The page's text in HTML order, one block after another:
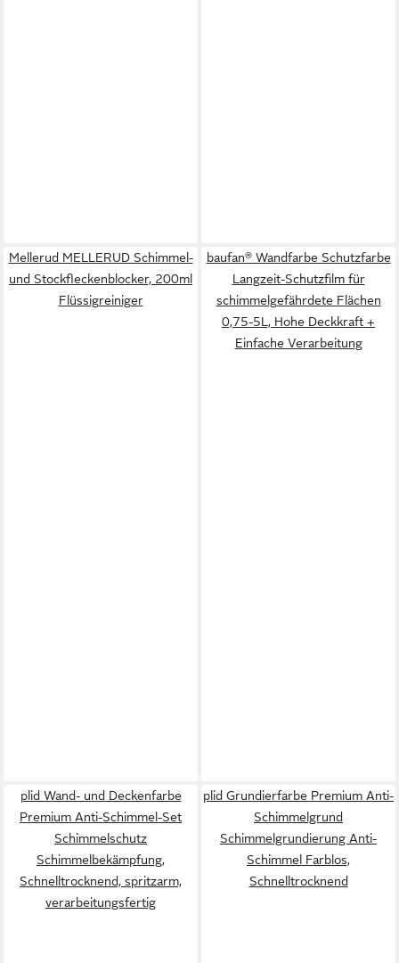
Mellerud MELLERUD Schimmel-
und Stockfleckenblocker, 200ml
Flüssigreiniger
baufan® Wandfarbe Schutzfarbe
Langzeit-Schutzfilm für
schimmelgefährdete Flächen
0,75-5L, Hohe Deckkraft +
Einfache Verarbeitung
plid Wand- und Deckenfarbe
Premium Anti-Schimmel-Set
Schimmelschutz
Schimmelbekämpfung,
Schnelltrocknend, spritzarm,
verarbeitungsfertig
plid Grundierfarbe Premium Anti-
Schimmelgrund
Schimmelgrundierung Anti-
Schimmel Farblos,
Schnelltrocknend